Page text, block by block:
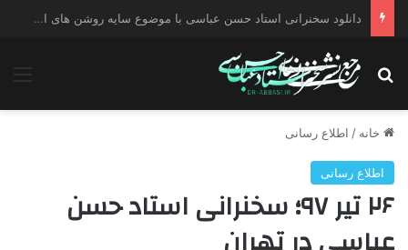
دانلود سخنرانی استاد حسن عباسی با موضوع چهار انتخاب ۱۴۰۰
جستجو برای
خانه / اطلاع رسانی
اطلاع رسانی
۲۶ تیر ۹۷؛ سخنرانی استاد حسن